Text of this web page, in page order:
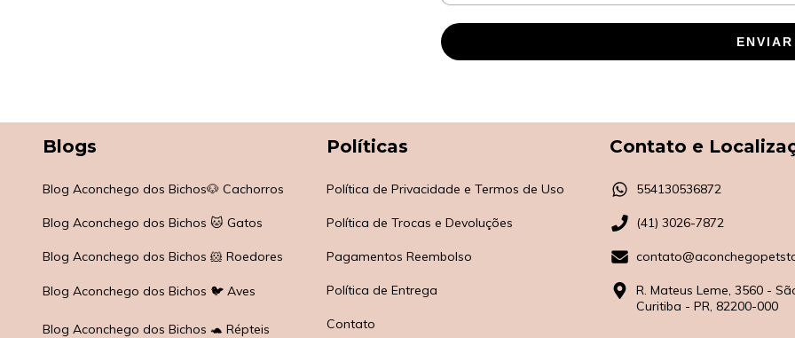
ENVIAR
Blogs
Blog Aconchego dos Bichos🐶 Cachorros
Blog Aconchego dos Bichos 🐱 Gatos
Blog Aconchego dos Bichos 🐹 Roedores
Blog Aconchego dos Bichos 🐦 Aves
Blog Aconchego dos Bichos 🐢 Répteis
Políticas
Política de Privacidade e Termos de Uso
Política de Trocas e Devoluções
Pagamentos Reembolso
Política de Entrega
Contato
Contato e
554130536872
(41) 3026-7872
R. Mateus Leme, 3560 -
Curitiba - PR, 82200-000